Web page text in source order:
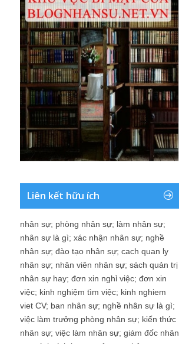
Liên kết hữu ích
nhân sự; phòng nhân sự; làm nhân sự;
nhân sự là gì; xác nhận nhân sự; nghề
nhân sự; đào tạo nhân sự; cach quan ly
nhân sự; nhân viên nhân sự; sách quản trị
nhân sự hay; đơn xin nghỉ việc; đơn xin
việc; kinh nghiệm tìm việc; kinh nghiem
viet CV; ban nhân sự; nghề nhân sự là gì;
việc làm trưởng phòng nhân sự; kiến thức
nhân sự; việc làm nhân sự; giám đốc nhân